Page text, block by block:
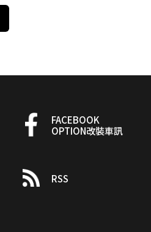
FACEBOOK
OPTION改裝車訊
RSS